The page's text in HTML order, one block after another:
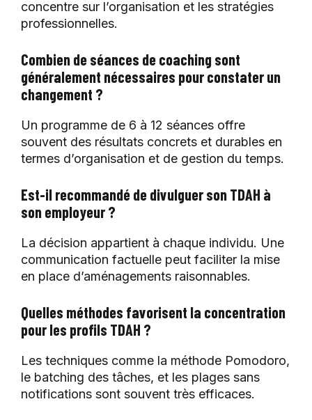
concentre sur l’organisation et les stratégies
professionnelles.
Combien de séances de coaching sont
généralement nécessaires pour constater un
changement ?
Un programme de 6 à 12 séances offre
souvent des résultats concrets et durables en
termes d’organisation et de gestion du temps.
Est-il recommandé de divulguer son TDAH à
son employeur ?
La décision appartient à chaque individu. Une
communication factuelle peut faciliter la mise
en place d’aménagements raisonnables.
Quelles méthodes favorisent la concentration
pour les profils TDAH ?
Les techniques comme la méthode Pomodoro,
le batching des tâches, et les plages sans
notifications sont souvent très efficaces.